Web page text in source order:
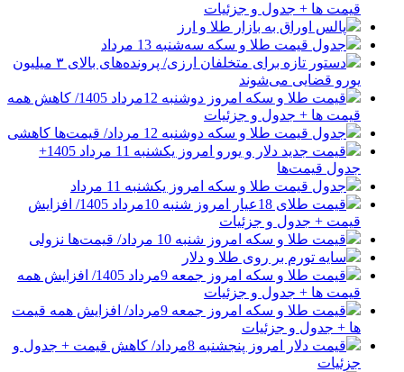
قیمت ها + جدول و جزئیات
پالس اوراق به بازار طلا و ارز
جدول قیمت طلا و سکه سه‌شنبه 13 مرداد
دستور تازه برای متخلفان ارزی/ پرونده‌های بالای ۳ میلیون
یورو قضایی می‌شوند
قیمت طلا و سکه امروز دوشنبه 12مرداد 1405/ کاهش همه
قیمت ها + جدول و جزئیات
جدول قیمت طلا و سکه دوشنبه 12 مرداد/ قیمت‌ها کاهشی
قیمت جدید دلار و یورو امروز یکشنبه 11 مرداد 1405+
جدول قیمت‌ها
جدول قیمت طلا و سکه امروز یکشنبه 11 مرداد
قیمت طلای 18عیار امروز شنبه 10مرداد 1405/ افزایش
قیمت + جدول و جزئیات
قیمت طلا و سکه امروز شنبه 10 مرداد/ قیمت‌ها نزولی
سایه تورم بر روی طلا و دلار
قیمت طلا و سکه امروز جمعه 9مرداد 1405/ افزایش همه
قیمت ها + جدول و جزئیات
قیمت طلا و سکه امروز جمعه 9مرداد/ افزایش همه قیمت
ها + جدول و جزئیات
قیمت دلار امروز پنجشنبه 8مرداد/ کاهش قیمت + جدول و
جزئیات